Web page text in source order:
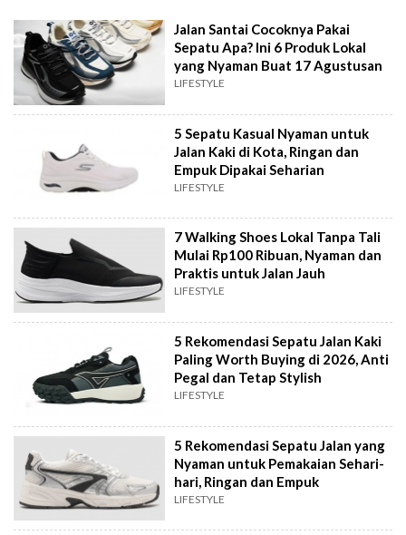
Jalan Santai Cocoknya Pakai
Sepatu Apa? Ini 6 Produk Lokal
yang Nyaman Buat 17 Agustusan
LIFESTYLE
5 Sepatu Kasual Nyaman untuk
Jalan Kaki di Kota, Ringan dan
Empuk Dipakai Seharian
LIFESTYLE
7 Walking Shoes Lokal Tanpa Tali
Mulai Rp100 Ribuan, Nyaman dan
Praktis untuk Jalan Jauh
LIFESTYLE
5 Rekomendasi Sepatu Jalan Kaki
Paling Worth Buying di 2026, Anti
Pegal dan Tetap Stylish
LIFESTYLE
5 Rekomendasi Sepatu Jalan yang
Nyaman untuk Pemakaian Sehari-
hari, Ringan dan Empuk
LIFESTYLE